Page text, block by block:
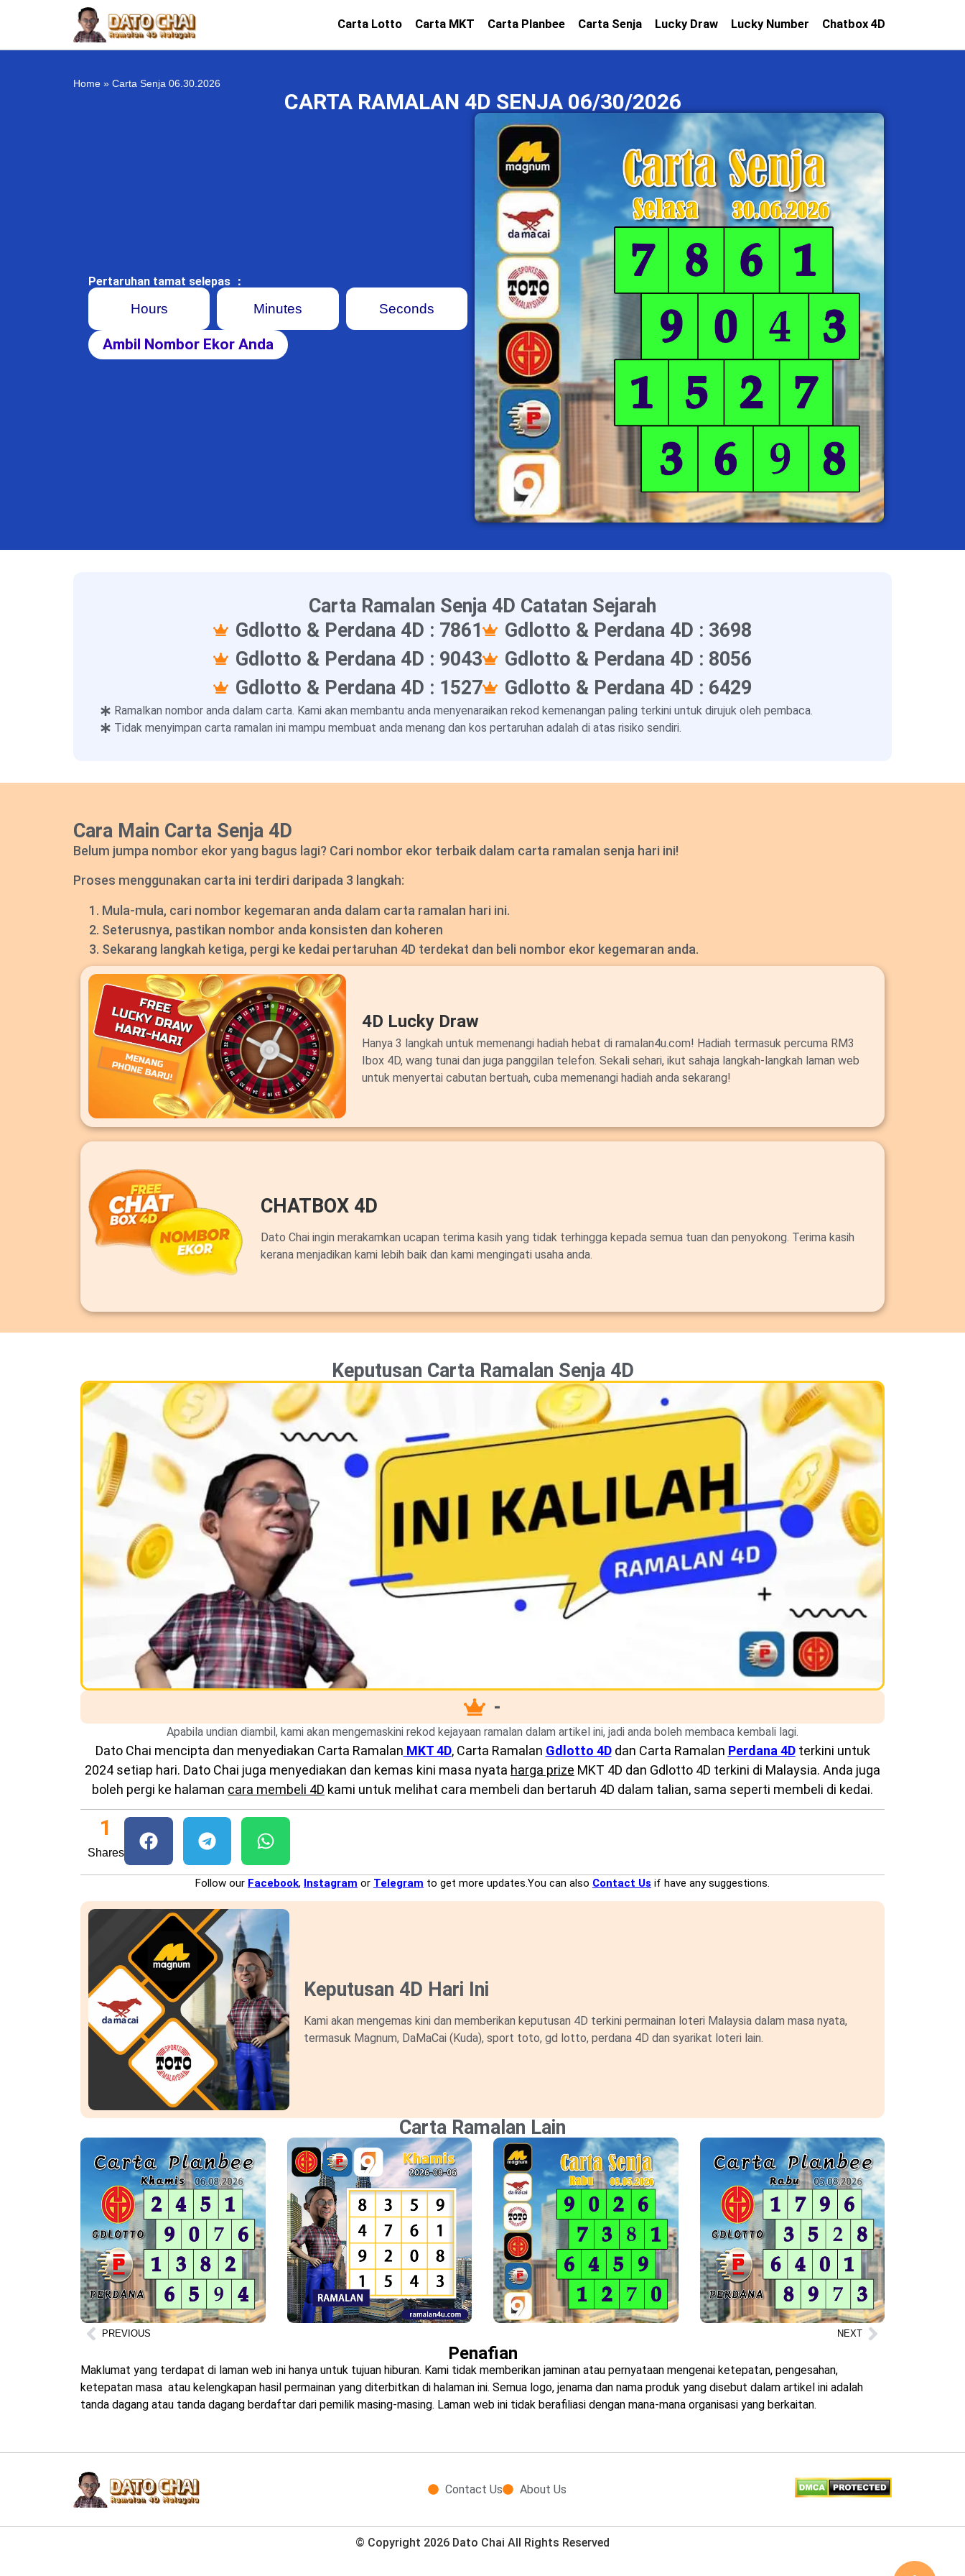
Carta Lotto Carta MKT Carta Planbee Carta Senja Lucky Draw Lucky Number Chatbox 4D
Home » Carta Senja 06.30.2026
CARTA RAMALAN 4D SENJA 06/30/2026
Pertaruhan tamat selepas ：
Hours Minutes Seconds
Ambil Nombor Ekor Anda
Carta Ramalan Senja 4D Catatan Sejarah
Gdlotto & Perdana 4D : 7861
Gdlotto & Perdana 4D : 3698
Gdlotto & Perdana 4D : 9043
Gdlotto & Perdana 4D : 8056
Gdlotto & Perdana 4D : 1527
Gdlotto & Perdana 4D : 6429
Ramalkan nombor anda dalam carta. Kami akan membantu anda menyenaraikan rekod kemenangan paling terkini untuk dirujuk oleh pembaca.
Tidak menyimpan carta ramalan ini mampu membuat anda menang dan kos pertaruhan adalah di atas risiko sendiri.
Cara Main Carta Senja 4D
Belum jumpa nombor ekor yang bagus lagi? Cari nombor ekor terbaik dalam carta ramalan senja hari ini!
Proses menggunakan carta ini terdiri daripada 3 langkah:
Mula-mula, cari nombor kegemaran anda dalam carta ramalan hari ini.
Seterusnya, pastikan nombor anda konsisten dan koheren
Sekarang langkah ketiga, pergi ke kedai pertaruhan 4D terdekat dan beli nombor ekor kegemaran anda.
4D Lucky Draw
Hanya 3 langkah untuk memenangi hadiah hebat di ramalan4u.com! Hadiah termasuk percuma RM3
Ibox 4D, wang tunai dan juga panggilan telefon. Sekali sehari, ikut sahaja langkah-langkah laman web
untuk menyertai cabutan bertuah, cuba memenangi hadiah anda sekarang!
CHATBOX 4D
Dato Chai ingin merakamkan ucapan terima kasih yang tidak terhingga kepada semua tuan dan penyokong. Terima kasih
kerana menjadikan kami lebih baik dan kami mengingati usaha anda.
Keputusan Carta Ramalan Senja 4D
-
Apabila undian diambil, kami akan mengemaskini rekod kejayaan ramalan dalam artikel ini, jadi anda boleh membaca kembali lagi.
Dato Chai mencipta dan menyediakan Carta Ramalan MKT 4D, Carta Ramalan Gdlotto 4Ddan Carta Ramalan Perdana 4Dterkini untuk
2024 setiap hari. Dato Chai juga menyediakan dan kemas kini masa nyata harga prize MKT 4D dan Gdlotto 4D terkini di Malaysia. Anda juga
boleh pergi ke halaman cara membeli 4D kami untuk melihat cara membeli dan bertaruh 4D dalam talian, sama seperti membeli di kedai.
Shares
1
Follow our Facebook, Instagram or Telegram to get more updates.You can also Contact Us if have any suggestions.
Keputusan 4D Hari Ini
Kami akan mengemas kini dan memberikan keputusan 4D terkini permainan loteri Malaysia dalam masa nyata,
termasuk Magnum, DaMaCai (Kuda), sport toto, gd lotto, perdana 4D dan syarikat loteri lain.
Carta Ramalan Lain
PREVIOUS NEXT
Penafian
Maklumat yang terdapat di laman web ini hanya untuk tujuan hiburan. Kami tidak memberikan jaminan atau pernyataan mengenai ketepatan, pengesahan,
ketepatan masa atau kelengkapan hasil permainan yang diterbitkan di halaman ini. Semua logo, jenama dan nama produk yang disebut dalam artikel ini adalah
tanda dagang atau tanda dagang berdaftar dari pemilik masing-masing. Laman web ini tidak berafiliasi dengan mana-mana organisasi yang berkaitan.
Contact Us About Us
© Copyright 2026 Dato Chai All Rights Reserved